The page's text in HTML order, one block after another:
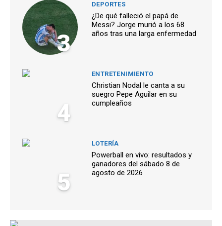
3
DEPORTES
¿De qué falleció el papá de
Messi? Jorge murió a los 68
años tras una larga enfermedad
4
ENTRETENIMIENTO
Christian Nodal le canta a su
suegro Pepe Aguilar en su
cumpleaños
5
LOTERÍA
Powerball en vivo: resultados y
ganadores del sábado 8 de
agosto de 2026